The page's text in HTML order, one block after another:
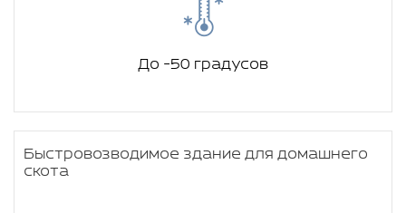
До -50 градусов
Быстровозводимое здание для домашнего
скота